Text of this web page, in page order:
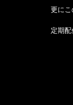
更に
定期